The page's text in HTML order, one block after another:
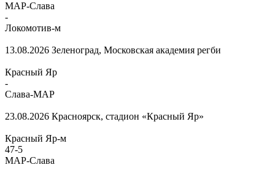
МАР-Слава
-
Локомотив-м
13.08.2026 Зеленоград, Московская академия регби
Красный Яр
-
Слава-МАР
23.08.2026 Красноярск, стадион «Красный Яр»
Красный Яр-м
47-5
МАР-Слава